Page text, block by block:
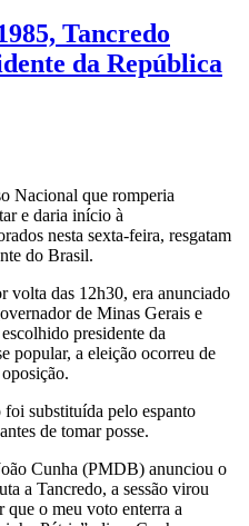
Tancredo
da República
Nacional que romperia
e daria início à
nesta sexta-feira, resgatam
do Brasil.
volta das 12h30, era anunciado
de Minas Gerais e
presidente da
popular, a eleição ocorreu de
substituída pelo espanto
de tomar posse.
Cunha (PMDB) anunciou o
a Tancredo, a sessão virou
que o meu voto enterra a